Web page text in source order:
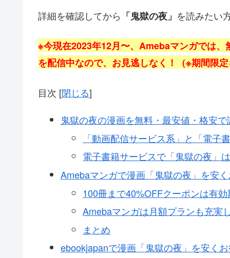
詳細を確認してから 「鬼獄の夜」 を読みたい
※今現在2023年12月〜、Amebaマンガでは
を配信中なので、お見逃しなく！（※期間限
目次 [閉じる]
鬼獄の夜の漫画を無料・最安値・格安
「動画配信サービス系」と「電子
電子書籍サービスで「鬼獄の夜」
Amebaマンガで漫画「鬼獄の夜」を安
100冊まで40%OFFクーポンは有
Amebaマンガは月額プランも充実
まとめ
ebookjapanで漫画「鬼獄の夜」を安く